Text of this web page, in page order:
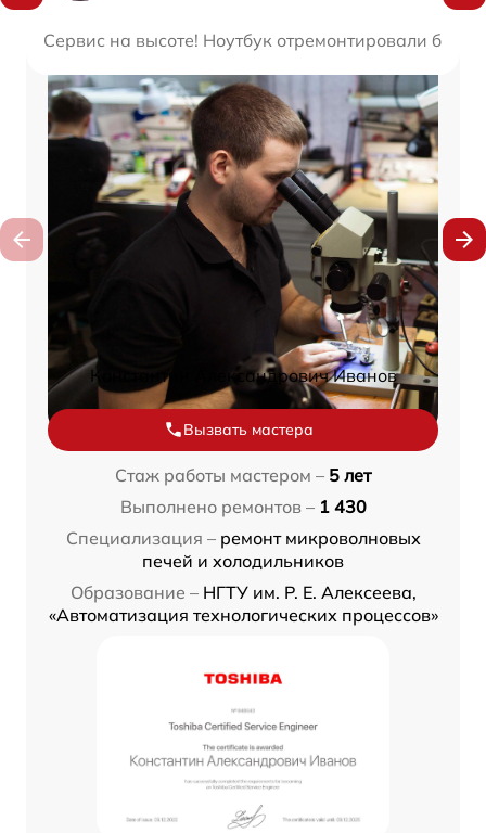
Сервис на высоте! Ноутбук отремонтировали
Константин Александрович Иванов
Вызвать мастера
Стаж работы мастером – 5 лет
Выполнено ремонтов – 1 430
Специализация – ремонт микроволновых
печей и холодильников
Образование – НГТУ им. Р. Е. Алексеева,
«Автоматизация технологических процессов»